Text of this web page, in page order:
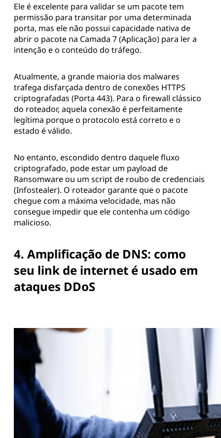
Ele é excelente para validar se um pacote tem
permissão para transitar por uma determinada
porta, mas ele não possui capacidade nativa de
abrir o pacote na Camada 7 (Aplicação) para ler a
intenção e o conteúdo do tráfego.
Atualmente, a grande maioria dos malwares
trafega disfarçada dentro de conexões HTTPS
criptografadas (Porta 443). Para o firewall clássico
do roteador, aquela conexão é perfeitamente
legítima porque o protocolo está correto e o
estado é válido.
No entanto, escondido dentro daquele fluxo
criptografado, pode estar um payload de
Ransomware ou um script de roubo de credenciais
(Infostealer). O roteador garante que o pacote
chegue com a máxima velocidade, mas não
consegue impedir que ele contenha um código
malicioso.
4. Amplificação de DNS: como
seu link de internet é usado em
ataques DDoS